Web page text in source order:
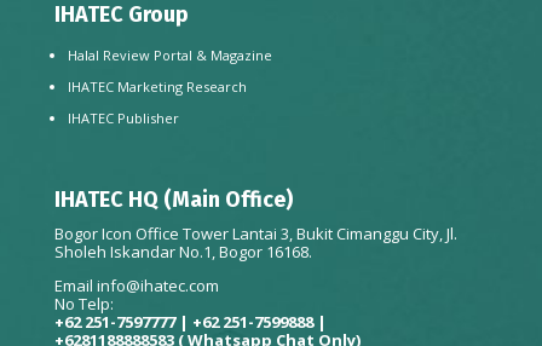
IHATEC Group
Halal Review Portal & Magazine
IHATEC Marketing Research
IHATEC Publisher
IHATEC HQ (Main Office)
Bogor Icon Office Tower Lantai 3, Bukit Cimanggu City, Jl.
Sholeh Iskandar No.1, Bogor 16168.
Email info@ihatec.com
No Telp:
+62 251-7597777 | +62 251-7599888 |
+6281188888583 ( Whatsapp Chat Only)